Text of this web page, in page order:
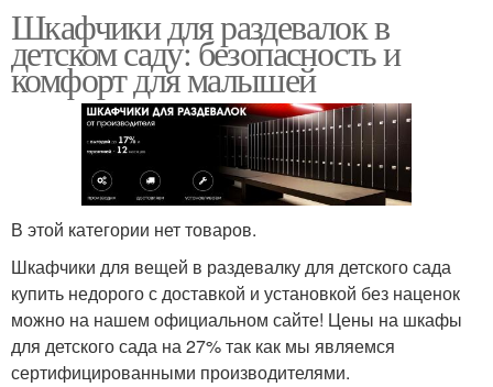
Шкафчики для раздевалок в
детском саду: безопасность и
комфорт для малышей
В этой категории нет товаров.
Шкафчики для вещей в раздевалку для детского сада
купить недорого с доставкой и установкой без наценок
можно на нашем официальном сайте! Цены на шкафы
для детского сада на 27% так как мы являемся
сертифицированными производителями.